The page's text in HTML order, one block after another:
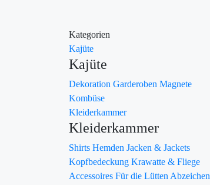
Kategorien
Kajüte
Kajüte
Dekoration Garderoben Magnete
Kombüse
Kleiderkammer
Kleiderkammer
Shirts Hemden Jacken & Jackets
Kopfbedeckung Krawatte & Fliege
Accessoires Für die Lütten Abzeichen